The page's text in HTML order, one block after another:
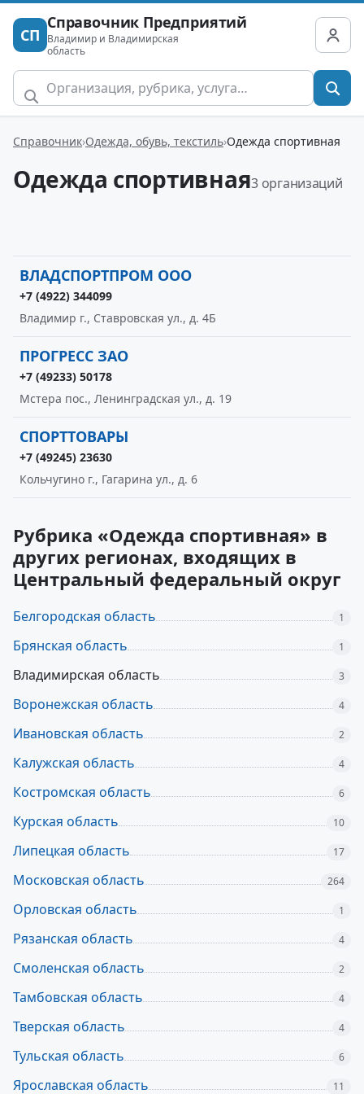
СП
Справочник Предприятий
Владимир и Владимирская
область
Справочник Одежда, обувь, текстиль Одежда спортивная
Одежда спортивная3 организаций
ВЛАДСПОРТПРОМ ООО
+7 (4922) 344099
Владимир г., Ставровская ул., д. 4Б
ПРОГРЕСС ЗАО
+7 (49233) 50178
Мстера пос., Ленинградская ул., д. 19
СПОРТТОВАРЫ
+7 (49245) 23630
Кольчугино г., Гагарина ул., д. 6
Рубрика «Одежда спортивная» в
других регионах, входящих в
Центральный федеральный округ
Белгородская область 1
Брянская область 1
Владимирская область 3
Воронежская область 4
Ивановская область 2
Калужская область 4
Костромская область 6
Курская область 10
Липецкая область 17
Московская область 264
Орловская область 1
Рязанская область 4
Смоленская область 2
Тамбовская область 4
Тверская область 4
Тульская область 6
Ярославская область 11